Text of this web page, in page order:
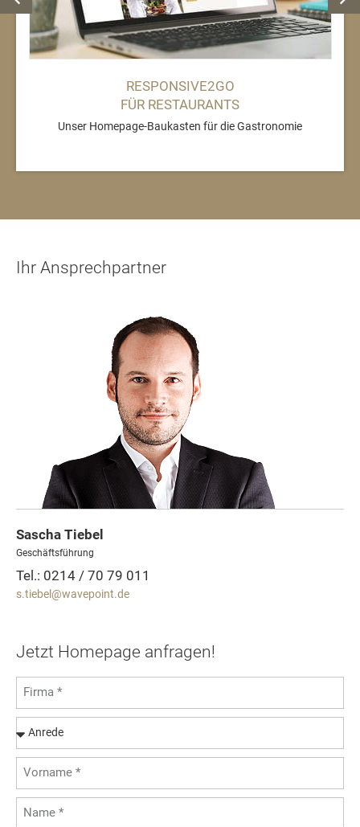
RESPONSIVE2GO
FÜR RESTAURANTS
Unser Homepage-Baukasten für die Gastronomie
Ihr Ansprechpartner
Sascha Tiebel
Geschäftsführung
Tel.: 0214 / 70 79 011
s.tiebel@wavepoint.de
Jetzt Homepage anfragen!